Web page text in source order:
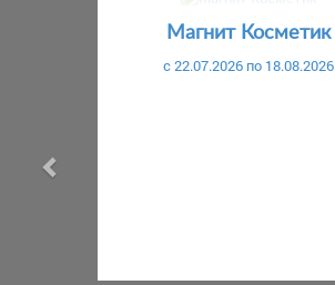
Магнит Косметик
c 22.07.2026 по 18.08.2026